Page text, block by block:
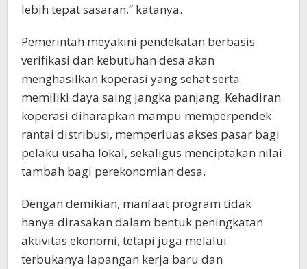
lebih tepat sasaran,” katanya.
Pemerintah meyakini pendekatan berbasis
verifikasi dan kebutuhan desa akan
menghasilkan koperasi yang sehat serta
memiliki daya saing jangka panjang. Kehadiran
koperasi diharapkan mampu memperpendek
rantai distribusi, memperluas akses pasar bagi
pelaku usaha lokal, sekaligus menciptakan nilai
tambah bagi perekonomian desa.
Dengan demikian, manfaat program tidak
hanya dirasakan dalam bentuk peningkatan
aktivitas ekonomi, tetapi juga melalui
terbukanya lapangan kerja baru dan